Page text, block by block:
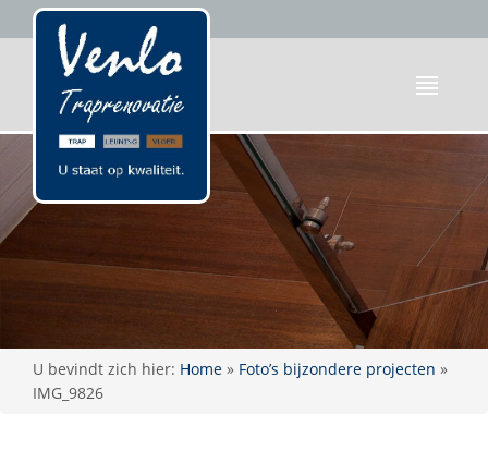
U bevindt zich hier: Home » Foto’s bijzondere projecten »
IMG_9826